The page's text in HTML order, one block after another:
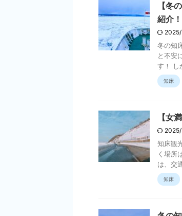
【冬
紹介！
冬の知
と不安
す！ し
知床
【女
知床観
く場所
は、交
知床